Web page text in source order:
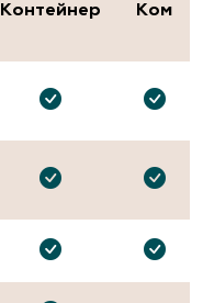
Контейнер Ком